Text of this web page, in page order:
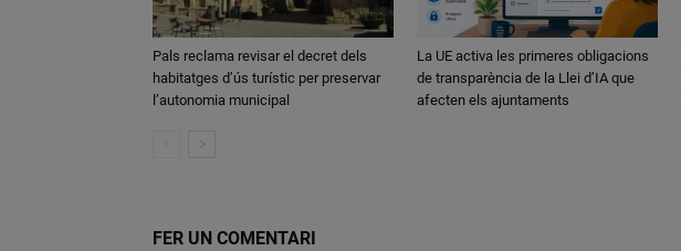
Pals reclama revisar el decret dels
habitatges d’ús turístic per preservar
l’autonomia municipal
La UE activa les primeres obligacions
de transparència de la Llei d’IA que
afecten els ajuntaments
FER UN COMENTARI